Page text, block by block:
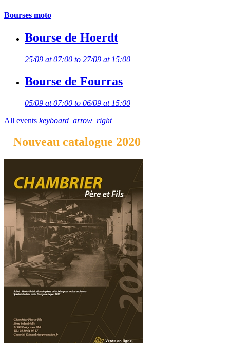
Bourses moto
Bourse de Hoerdt
25/09 at 07:00 to 27/09 at 15:00
Bourse de Fourras
05/09 at 07:00 to 06/09 at 15:00
All events keyboard_arrow_right
Nouveau catalogue 2020